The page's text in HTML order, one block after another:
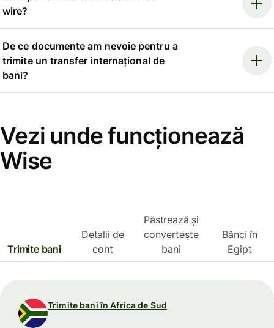
wire?
De ce documente am nevoie pentru a
trimite un transfer internațional de
bani?
Vezi unde funcționează
Wise
Trimite bani
Detalii de
cont
Păstrează și
convertește
bani
Bănci în
Egipt
Trimite bani în Africa de Sud